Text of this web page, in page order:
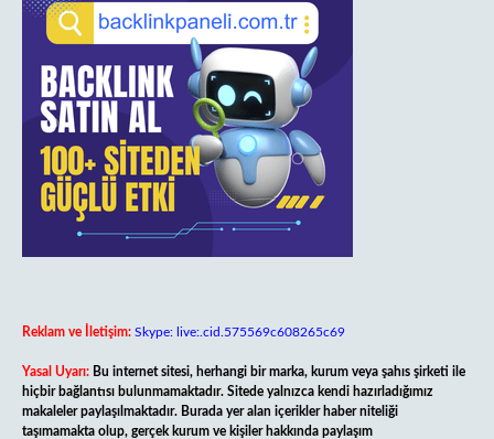
Reklam ve İletişim: Skype: live:.cid.575569c608265c69
Yasal Uyarı: Bu internet sitesi, herhangi bir marka, kurum veya şahıs şirketi ile
hiçbir bağlantısı bulunmamaktadır. Sitede yalnızca kendi hazırladığımız
makaleler paylaşılmaktadır. Burada yer alan içerikler haber niteliği
taşımamakta olup, gerçek kurum ve kişiler hakkında paylaşım